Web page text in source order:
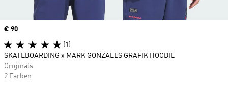
Price
€ 90
(1)
SKATEBOARDING x MARK GONZALES GRAFIK HOODIE
Originals
2 Farben